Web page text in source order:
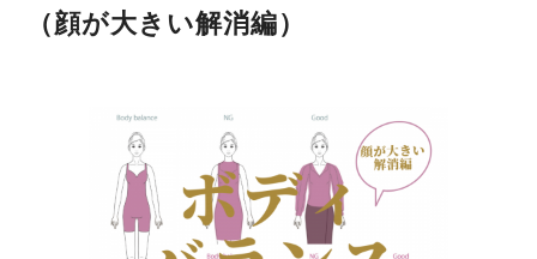
（顔が大きい解消編）